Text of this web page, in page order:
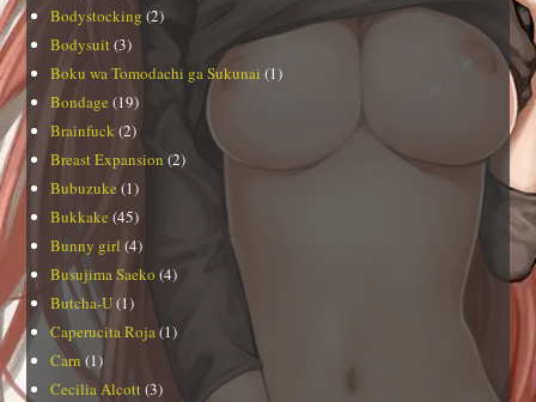
Bodystocking (2)
Bodysuit(3)
Boku wa Tomodachi ga Sukunai (1)
Bondage (19)
Brainfuck (2)
Breast Expansion (2)
Bubuzuke (1)
Bukkake (45)
Bunny girl (4)
Busujima Saeko (4)
Butcha-U(1)
Caperucita Roja(1)
Carn(1)
Cecilia Alcott(3)